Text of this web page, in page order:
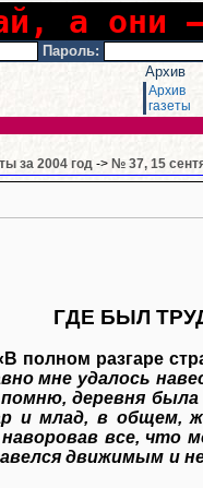
а они
Пароль:
Архив
Архив
газеты
за 2004 год -> № 37, 15
ГДЕ БЫЛ
полном разгаре
мне удалось
деревня
и млад, в общем,
все, что
движимым и